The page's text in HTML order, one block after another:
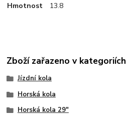
Hmotnost
13.8
Zboží zařazeno v kategoriích
Jízdní kola
Horská kola
Horská kola 29"